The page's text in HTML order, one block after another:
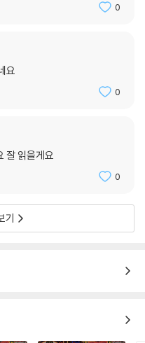
0
요
0
잘 읽을게요
0
기